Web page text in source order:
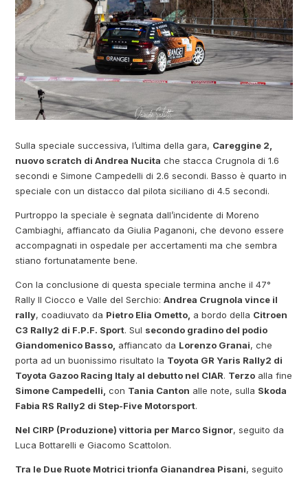
Sulla speciale successiva, l’ultima della gara, Careggine 2,
nuovo scratch di Andrea Nucita che stacca Crugnola di 1.6
secondi e Simone Campedelli di 2.6 secondi. Basso è quarto in
speciale con un distacco dal pilota siciliano di 4.5 secondi.
Purtroppo la speciale è segnata dall’incidente di Moreno
Cambiaghi, affiancato da Giulia Paganoni, che devono essere
accompagnati in ospedale per accertamenti ma che sembra
stiano fortunatamente bene.
Con la conclusione di questa speciale termina anche il 47°
Rally Il Ciocco e Valle del Serchio:Andrea Crugnola vince il
rally, coadiuvato da Pietro Elia Ometto, a bordo della Citroen
C3 Rally2 di F.P.F. Sport. Sul secondo gradino del podio
Giandomenico Basso, affiancato da Lorenzo Granai, che
porta ad un buonissimo risultato la Toyota GR Yaris Rally2 di
Toyota Gazoo Racing Italy al debutto nel CIAR. Terzo alla fine
Simone Campedelli, con Tania Canton alle note, sulla Skoda
Fabia RS Rally2 di Step-Five Motorsport.
Nel CIRP (Produzione) vittoria per Marco Signor, seguito da
Luca Bottarelli e Giacomo Scattolon.
Tra le Due Ruote Motrici trionfa Gianandrea Pisani, seguito